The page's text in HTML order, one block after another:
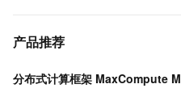
产品推荐
分布式计算框架 MaxCompute